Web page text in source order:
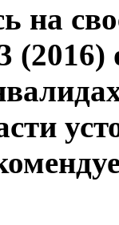
на
(2016)